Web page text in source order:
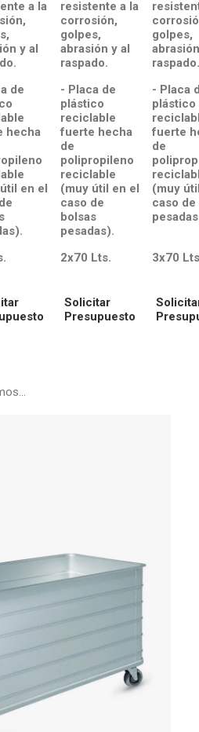
a la
y al
resistente a la
corrosión,
golpes,
abrasión y al
raspado.
golpes,
raspado.
de
hecha
en el
- Placa de
plástico
reciclable
fuerte hecha
de
polipropileno
reciclable
(muy útil en el
caso de
bolsas
pesadas).
- Placa
plástico
fuerte
de
(muy
caso de
2x70 Lts. 3x70
Solicitar
Presupuesto